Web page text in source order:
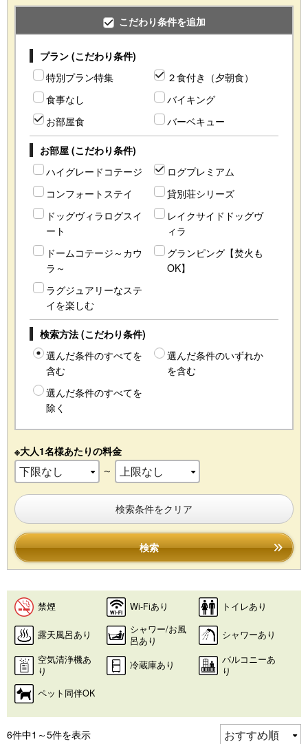
こだわり条件を追加
プラン (こだわり条件)
特別プラン特集
２食付き（夕朝食）
食事なし
バイキング
お部屋食
バーベキュー
お部屋 (こだわり条件)
ハイグレードコテージ
ログプレミアム
コンフォートステイ
貸別荘シリーズ
ドッグヴィラログスイ
ート
レイクサイドドッグヴ
ィラ
ドームコテージ～カウ
ラ～
グランピング【焚火も
OK】
ラグジュアリーなステ
イを楽しむ
検索方法 (こだわり条件)
選んだ条件のすべてを
含む
選んだ条件のいずれか
を含む
選んだ条件のすべてを
除く
※大人1名様あたりの料金
～
検索条件をクリア
検索
禁煙 Wi-Fiあり トイレあり
露天風呂あり
シャワー/お風
呂あり
シャワーあり
空気清浄機あ
り
冷蔵庫あり
バルコニーあ
り
ペット同伴OK
6件中1～5件を表示